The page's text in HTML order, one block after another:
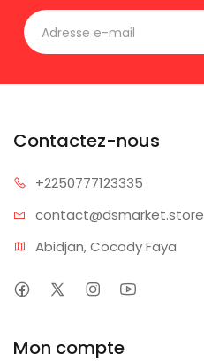
Contactez-nous
+2250777123335
contact@dsmarket.store
Abidjan, Cocody Faya
Mon compte